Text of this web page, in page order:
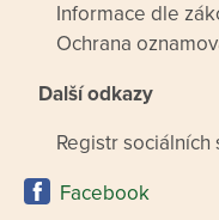
Informace dle
Ochrana
Další odkazy
Registr sociálních
Facebook